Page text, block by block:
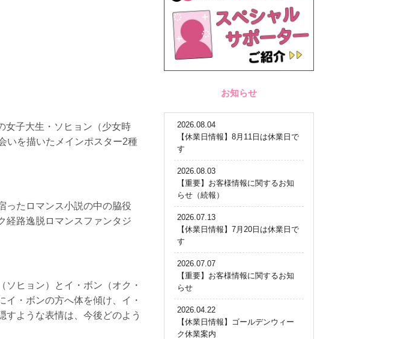
女子大生・ソヒョン（少女時
いを描いたメインポスター2種
ったロマンス小説の中の脇役
経路逸脱ロマンスファンタジ
ヒョン）とイ・ボン（オク・
・ボンの方へ体を傾け、イ・
すような表情は、今後どのよう
お知らせ
2026.08.04
【休業日情報】8月11日は休業日で
す
2026.08.03
【重要】お客様情報に関するお知
らせ（続報）
2026.07.13
【休業日情報】7月20日は休業日で
す
2026.07.07
【重要】お客様情報に関するお知
らせ
2026.04.22
【休業日情報】ゴールデンウィー
ク休業案内